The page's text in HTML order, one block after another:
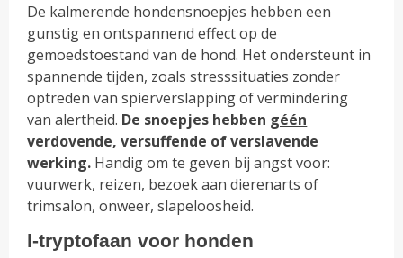
De kalmerende hondensnoepjes hebben een
gunstig en ontspannend effect op de
gemoedstoestand van de hond. Het ondersteunt in
spannende tijden, zoals stresssituaties zonder
optreden van spierverslapping of vermindering
van alertheid. De snoepjes hebben géén
verdovende, versuffende of verslavende
werking. Handig om te geven bij angst voor:
vuurwerk, reizen, bezoek aan dierenarts of
trimsalon, onweer, slapeloosheid.
l-tryptofaan voor honden